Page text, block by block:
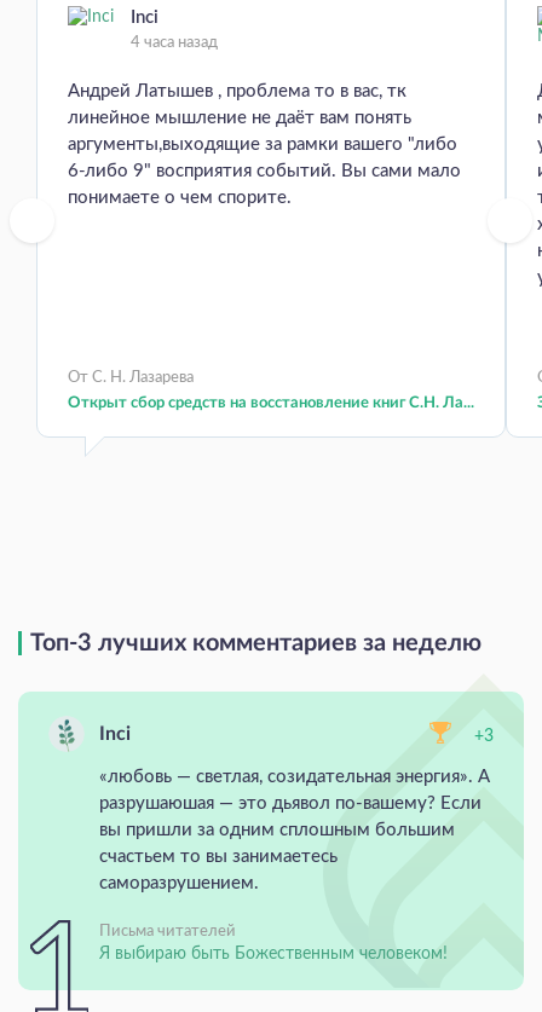
Inci
4 часа назад
Андрей Латышев , проблема то в вас, тк
линейное мышление не даёт вам понять
аргументы,выходящие за рамки вашего "либо
6-либо 9" восприятия событий. Вы сами мало
понимаете о чем спорите.
От С. Н. Лазарева
Открыт сбор средств на восстановление книг С.Н. Ла...
Топ-3 лучших комментариев за неделю
Inci +3
«любовь — светлая, созидательная энергия». А
разрушаюшая — это дьявол по-вашему? Если
вы пришли за одним сплошным большим
счастьем то вы занимаетесь
саморазрушением.
Письма читателей
Я выбираю быть Божественным человеком!